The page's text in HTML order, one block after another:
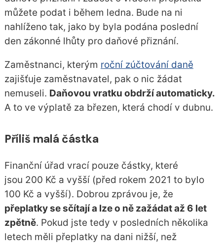
můžete podat i během ledna. Bude na ni
nahlíženo tak, jako by byla podána poslední
den zákonné lhůty pro daňové přiznání.
Zaměstnanci, kterým roční zúčtování daně
zajišťuje zaměstnavatel, pak o nic žádat
nemuseli. Daňovou vratku obdrží automaticky.
A to ve výplatě za březen, která chodí v dubnu.
Příliš malá částka
Finanční úřad vrací pouze částky, které
jsou 200 Kč a vyšší (před rokem 2021 to bylo
100 Kč a vyšší). Dobrou zprávou je, že
přeplatky se sčítají a lze o ně zažádat až 6 let
zpětně. Pokud jste tedy v posledních několika
letech měli přeplatky na dani nižší, než